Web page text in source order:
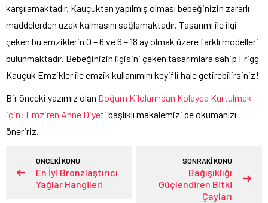
karşılamaktadır. Kauçuktan yapılmış olması bebeğinizin zararlı
maddelerden uzak kalmasını sağlamaktadır. Tasarımı ile ilgi
çeken bu emziklerin 0 – 6 ve 6 – 18 ay olmak üzere farklı modelleri
bulunmaktadır. Bebeğinizin ilgisini çeken tasarımlara sahip Frigg
Kauçuk Emzikler ile emzik kullanımını keyifli hale getirebilirsiniz!
Bir önceki yazımız olan Doğum Kilolarından Kolayca Kurtulmak
için: Emziren Anne Diyeti başlıklı makalemizi de okumanızı
öneririz.
ÖNCEKİ KONU
En İyi Bronzlaştırıcı
Yağlar Hangileri
SONRAKİ KONU
Bağışıklığı
Güçlendiren Bitki
Çayları